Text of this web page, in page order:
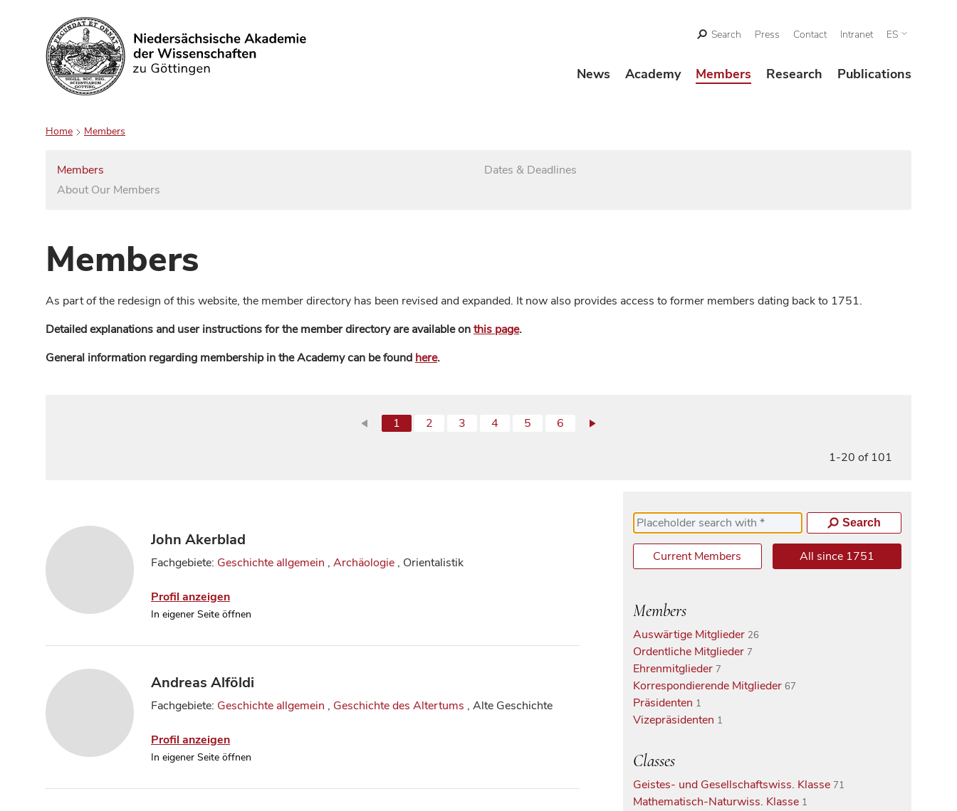
Search
Search Press Contact Intranet ES
News Academy Members Research Publications
Home Members
Members
About Our Members
Dates & Deadlines
Members
As part of the redesign of this website, the member directory has been revised and expanded. It now also provides access to former members dating back to 1751.
Detailed explanations and user instructions for the member directory are available onthis page.
General information regarding membership in the Academy can be found here.
1 2 3 4 5 6
1-20 of 101
John Akerblad
Fachgebiete: Geschichte allgemein , Archäologie , Orientalistik
Profil anzeigen
In eigener Seite öffnen
Andreas Alföldi
Fachgebiete: Geschichte allgemein , Geschichte des Altertums , Alte Geschichte
Profil anzeigen
In eigener Seite öffnen
Search
Current Members All since 1751
Members
Auswärtige Mitglieder 26
Ordentliche Mitglieder 7
Ehrenmitglieder 7
Korrespondierende Mitglieder67
Präsidenten 1
Vizepräsidenten 1
Classes
Geistes- und Gesellschaftswiss. Klasse 71
Mathematisch-Naturwiss. Klasse 1